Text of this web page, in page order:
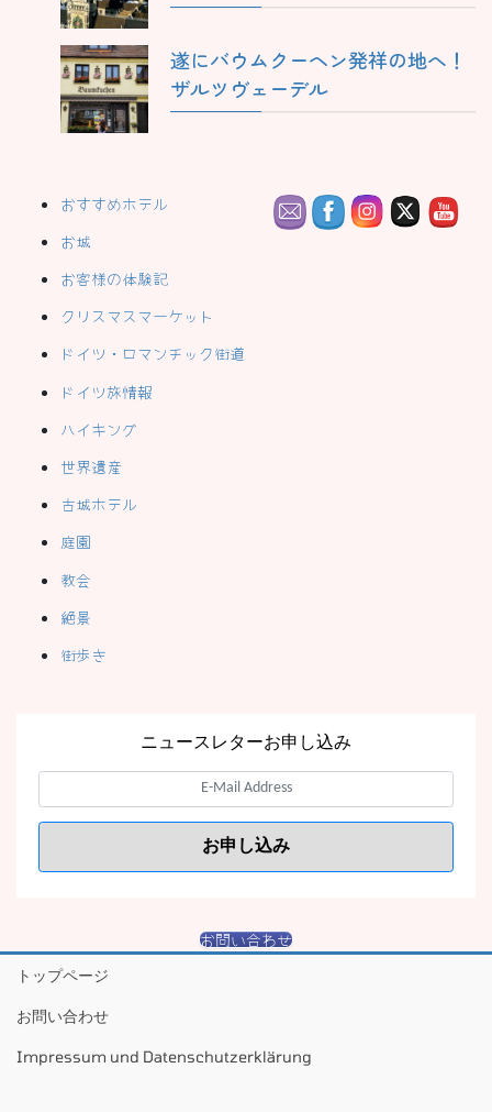
遂にバウムクーヘン発祥の地へ！
ザルツヴェーデル
おすすめホテル
お城
お客様の体験記
クリスマスマーケット
ドイツ・ロマンチック街道
ドイツ旅情報
ハイキング
世界遺産
古城ホテル
庭園
教会
絶景
街歩き
ニュースレターお申し込み
お問い合わせ
トップページ
お問い合わせ
Impressum und Datenschutzerklärung